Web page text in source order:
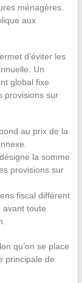
ménagères.
aux
d’éviter les
Un
global fixe
provisions sur
au prix de la
la somme
provisions sur
fiscal différent
avant toute
qu’on se place
principale de